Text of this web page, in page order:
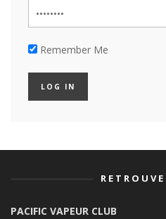
Remember Me
PACIFIC VAPEUR CLUB